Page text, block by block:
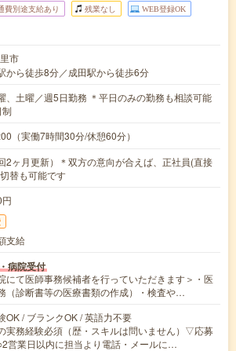
費別途支給あり 残業なし WEB登録OK
市
から徒歩8分／成田駅から徒歩6分
、土曜／週5日勤務 ＊平日のみの勤務も相談可能
制
（実働7時間30分/休憩60分）
2ヶ月更新）＊双方の意向が合えば、正社員(直接
替も可能です
支給
病院受付
にて医師事務候補者を行っていただきます＞・医
（診断書等の医療書類の作成）・検査や…
OK / ブランクOK / 英語力不要
実務経験必須（歴・スキルは問いません）▽応募
営業日以内に担当より電話・メールに…